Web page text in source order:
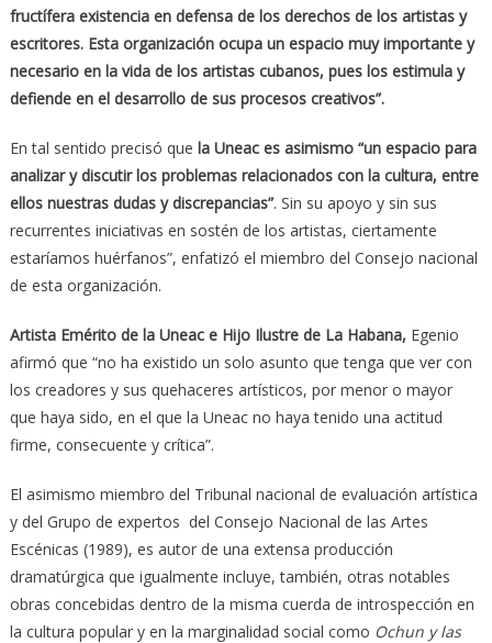
fructífera existencia en defensa de los derechos de los artistas y
escritores. Esta organización ocupa un espacio muy importante y
necesario en la vida de los artistas cubanos, pues los estimula y
defiende en el desarrollo de sus procesos creativos”.
En tal sentido precisó que la Uneac es asimismo “un espacio para
analizar y discutir los problemas relacionados con la cultura, entre
ellos nuestras dudas y discrepancias”. Sin su apoyo y sin sus
recurrentes iniciativas en sostén de los artistas, ciertamente
estaríamos huérfanos”, enfatizó el miembro del Consejo nacional
de esta organización.
Artista Emérito de la Uneac e Hijo Ilustre de La Habana, Egenio
afirmó que “no ha existido un solo asunto que tenga que ver con
los creadores y sus quehaceres artísticos, por menor o mayor
que haya sido, en el que la Uneac no haya tenido una actitud
firme, consecuente y crítica”.
El asimismo miembro del Tribunal nacional de evaluación artística
y del Grupo de expertos del Consejo Nacional de las Artes
Escénicas (1989), es autor de una extensa producción
dramatúrgica que igualmente incluye, también, otras notables
obras concebidas dentro de la misma cuerda de introspección en
la cultura popular y en la marginalidad social como Ochun y las